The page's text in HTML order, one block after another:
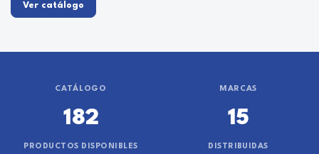
Ver catálogo
CATÁLOGO
182
PRODUCTOS DISPONIBLES
MARCAS
15
DISTRIBUIDAS